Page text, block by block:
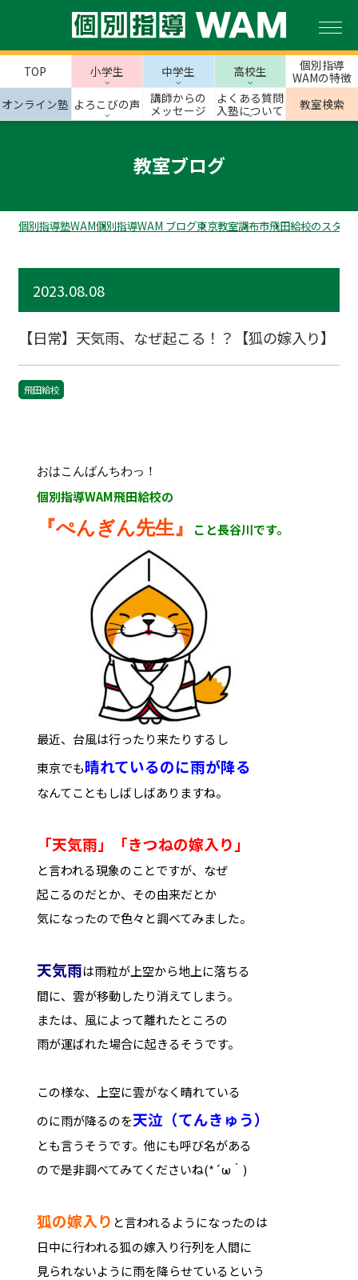
TOP 小学生 中学生 高校生
個別指導
WAMの特徴
オンライン塾 よろこびの声
講師からの
メッセージ
よくある質問
入塾について
教室検索
教室ブログ
個別指導塾WAM個別指導WAM ブログ東京教室調布市飛田給校のスタッ
2023.08.08
【日常】天気雨、なぜ起こる！？【狐の嫁入り】
飛田給校
おはこんばんちわっ！
個別指導WAM飛田給校の
『ぺんぎん先生』 こと長谷川です。
最近、台風は行ったり来たりするし
東京でも晴れているのに雨が降る
なんてこともしばしばありますね。
「天気雨」「きつねの嫁入り」
と言われる現象のことですが、なぜ
起こるのだとか、その由来だとか
気になったので色々と調べてみました。
天気雨は雨粒が上空から地上に落ちる
間に、雲が移動したり消えてしまう。
または、風によって離れたところの
雨が運ばれた場合に起きるそうです。
この様な、上空に雲がなく晴れている
のに雨が降るのを天泣（てんきゅう）
とも言うそうです。他にも呼び名がある
ので是非調べてみてくださいね(*´ω｀)
狐の嫁入り と言われるようになったのは
日中に行われる狐の嫁入り行列を人間に
見られないように雨を降らせているという